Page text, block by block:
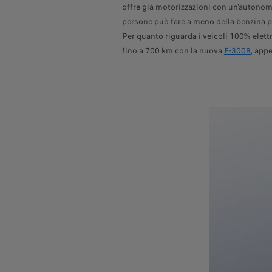
offre già motorizzazioni con
persone può fare a meno della
Per quanto riguarda i veicoli 100%
fino a 700 km con la nuova E-3008,